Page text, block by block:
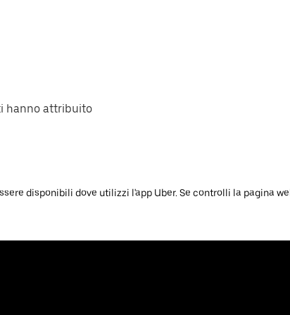
hanno attribuito
disponibili dove utilizzi l'app Uber. Se controlli la pagina